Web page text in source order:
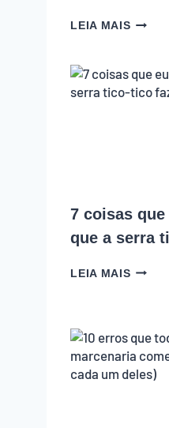
LEIA MAISA
COM
A
7 coisas
que a serra
LEIA MAIS7
SABIA
QUE
A